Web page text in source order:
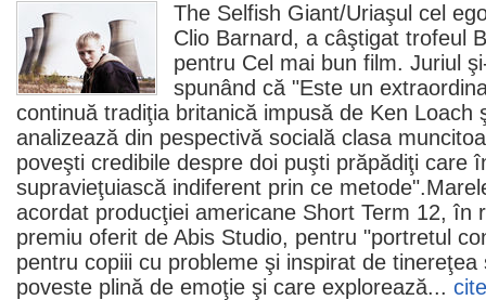
The Selfish Giant/Uriaşul cel
Clio Barnard, a câştigat trofeul
pentru Cel mai bun film. Juriul
spunând că "Este un
continuă tradiţia britanică impusă de Ken Loach
analizează din pespectivă socială clasa
poveşti credibile despre doi puşti prăpădiţi care
supravieţuiască indiferent prin ce
acordat producţiei americane Short Term 12, în
premiu oferit de Abis Studio, pentru "portretul
pentru copiii cu probleme şi inspirat de
poveste plină de emoţie şi care explorează...